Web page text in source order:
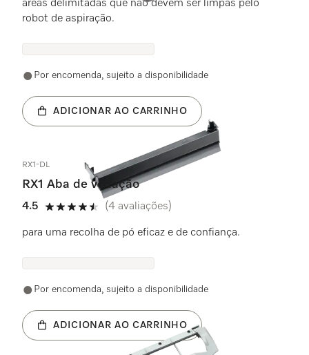
áreas delimitadas que não devem ser limpas pelo
robot de aspiração.
Por encomenda, sujeito a disponibilidade
ADICIONAR AO CARRINHO
RX1-DL
RX1 Aba de vedação
4.5
4.5 estrela(s) de 5
(4 avaliações)
para uma recolha de pó eficaz e de confiança.
Por encomenda, sujeito a disponibilidade
ADICIONAR AO CARRINHO